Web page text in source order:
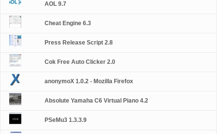
AOL 9.7
Cheat Engine 6.3
Press Release Script 2.8
Cok Free Auto Clicker 2.0
anonymoX 1.0.2 - Mozilla Firefox
Absolute Yamaha C6 Virtual Piano 4.2
PSeMu3 1.3.3.9